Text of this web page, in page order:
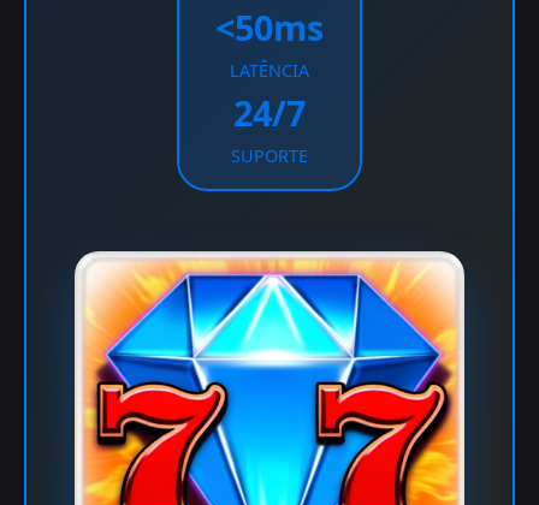
<50ms
LATÊNCIA
24/7
SUPORTE